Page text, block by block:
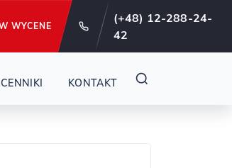
WYCENE
(+48) 12-288-24-
42
CENNIKI KONTAKT